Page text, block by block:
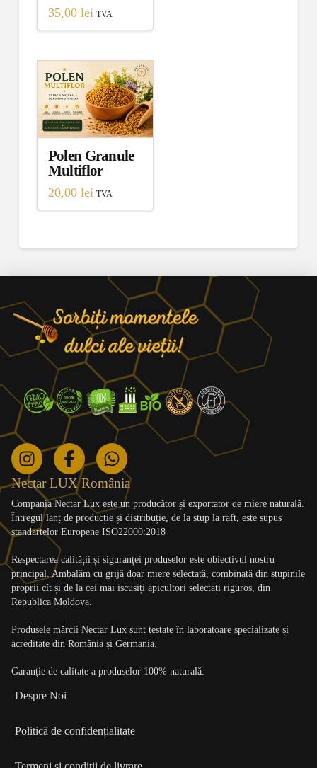
35,00 lei TVA
Polen Granule
Multiflor
20,00 lei TVA
Nectar LUX România
Compania Nectar Lux este un producător și exportator de miere naturală.
Întregul lanț de producție și distribuție, de la stup la raft, este supus
standartelor Europene ISO22000:2018
Respectarea calității și siguranței produselor este obiectivul nostru
principal. Ambalăm cu grijă doar miere selectată, combinată din stupinile
proprii cît și de la cei mai iscusiți apicultori selectați riguros, din
Republica Moldova.
Produsele mărcii Nectar Lux sunt testate în laboratoare specializate și
acreditate din România și Germania.
Garanție de calitate a produselor 100% naturală.
Despre Noi
Politică de confidențialitate